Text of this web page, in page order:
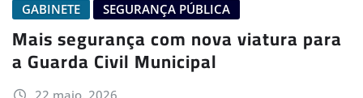
GABINETE SEGURANÇA PÚBLICA
Mais segurança com nova viatura para
a Guarda Civil Municipal
22 maio, 2026